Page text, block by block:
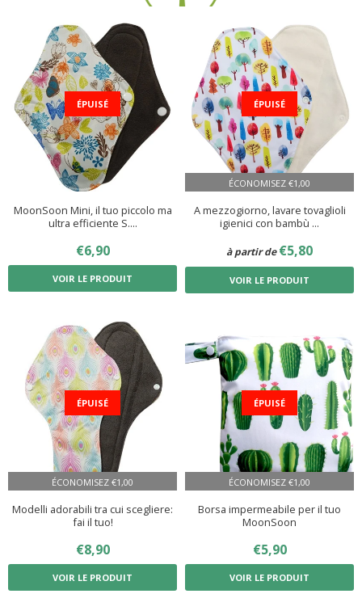
ÉPUISÉ
MoonSoon Mini, il tuo piccolo ma
ultra efficiente S....
PRIX
RÉGULIER
€6,90€6,90
VOIR LE PRODUIT
ÉPUISÉ
ÉCONOMISEZ €1,00
A mezzogiorno, lavare tovaglioli
igienici con bambù ...
à partir dePRIX
RÉDUIT
€5,80
VOIR LE PRODUIT
ÉPUISÉ
ÉCONOMISEZ €1,00
Modelli adorabili tra cui scegliere:
fai il tuo!
PRIX
RÉDUIT
€8,90€8,90
VOIR LE PRODUIT
ÉPUISÉ
ÉCONOMISEZ €1,00
Borsa impermeabile per il tuo
MoonSoon
PRIX
RÉDUIT
€5,90€5,90
VOIR LE PRODUIT